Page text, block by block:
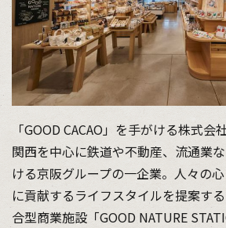
「GOOD CACAO」を手がける株式会
関西を中心に鉄道や不動産、流通業
ける京阪グループの一企業。人々の
に貢献するライフスタイルを提案す
合型商業施設「GOOD NATURE